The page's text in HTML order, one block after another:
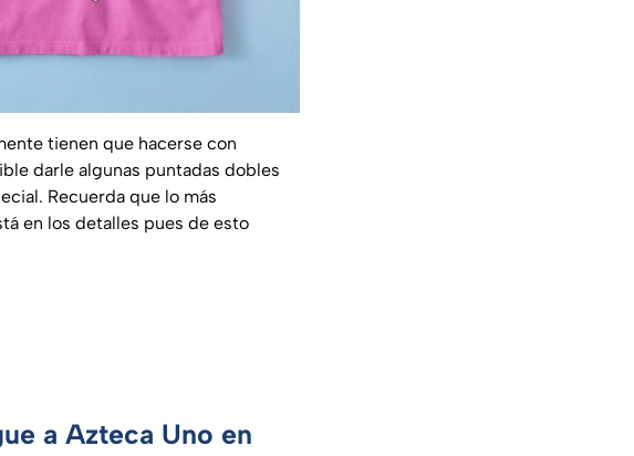
tienen que hacerse con
darle algunas puntadas dobles
Recuerda que lo más
en los detalles pues de esto
a Azteca Uno en